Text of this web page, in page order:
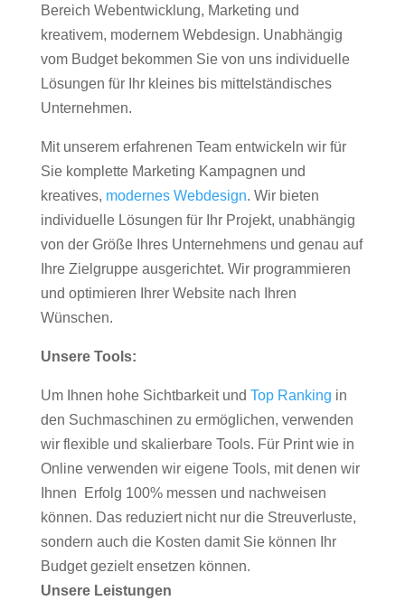
Bereich Webentwicklung, Marketing und
kreativem, modernem Webdesign. Unabhängig
vom Budget bekommen Sie von uns individuelle
Lösungen für Ihr kleines bis mittelständisches
Unternehmen.
Mit unserem erfahrenen Team entwickeln wir für
Sie komplette Marketing Kampagnen und
kreatives, modernes Webdesign. Wir bieten
individuelle Lösungen für Ihr Projekt, unabhängig
von der Größe Ihres Unternehmens und genau auf
Ihre Zielgruppe ausgerichtet. Wir programmieren
und optimieren Ihrer Website nach Ihren
Wünschen.
Unsere Tools:
Um Ihnen hohe Sichtbarkeit und Top Ranking in
den Suchmaschinen zu ermöglichen, verwenden
wir flexible und skalierbare Tools. Für Print wie in
Online verwenden wir eigene Tools, mit denen wir
Ihnen Erfolg 100% messen und nachweisen
können. Das reduziert nicht nur die Streuverluste,
sondern auch die Kosten damit Sie können Ihr
Budget gezielt ensetzen können.
Unsere Leistungen